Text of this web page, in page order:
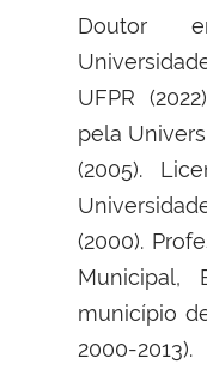
Doutor
UFPR
pela
(2005).
(2000).
Municipal,
município
2000-